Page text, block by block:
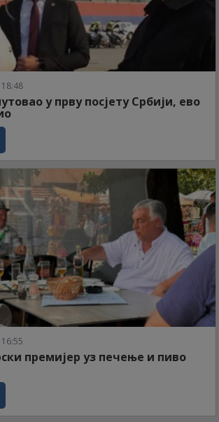
у прву посјету Србији, ево
премијер уз печење и пиво